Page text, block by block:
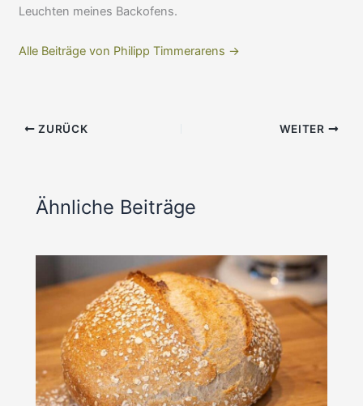
Leuchten meines Backofens.
Alle Beiträge von Philipp Timmerarens →
ZURÜCK WEITER
Ähnliche Beiträge